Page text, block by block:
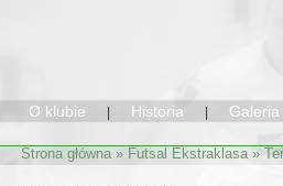
O klubie Historia Galeria
Strona główna» Futsal Ekstraklasa»